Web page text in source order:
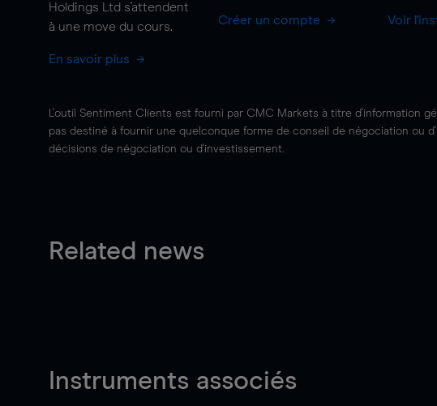
Holdings Ltd s'attendent
à une move du cours.
En savoir plus
Créer un compte Voir
L'outil Sentiment Clients est fourni par CMC Markets à titre d'information
pas destiné à fournir une quelconque forme de conseil de négociation ou
décisions de négociation ou d'investissement.
Related news
Instruments associés